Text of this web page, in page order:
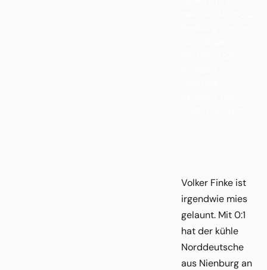
Volker Finke ist
irgendwie mies
gelaunt. Mit 0:1
hat der kühle
Norddeutsche
aus Nienburg an